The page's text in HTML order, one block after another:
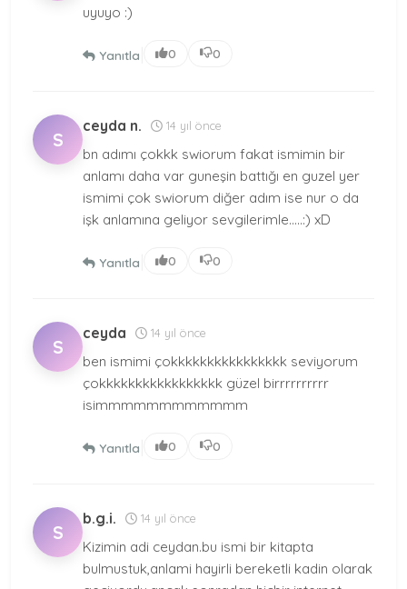
uyuyo :)
Yanıtla 0 0
S
ceyda n. 14 yıl önce
bn adımı çokkk swiorum fakat ismimin bir
anlamı daha var guneşin battığı en guzel yer
ismimi çok swiorum diğer adım ise nur o da
işk anlamına geliyor sevgilerimle.....:) xD
Yanıtla 0 0
S
ceyda 14 yıl önce
ben ismimi çokkkkkkkkkkkkkkkk seviyorum
çokkkkkkkkkkkkkkkkk güzel birrrrrrrrrr
isimmmmmmmmmmmm
Yanıtla 0 0
S
b.g.i. 14 yıl önce
Kizimin adi ceydan.bu ismi bir kitapta
bulmustuk,anlami hayirli bereketli kadin olarak